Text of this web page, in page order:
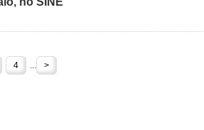
4 ... >